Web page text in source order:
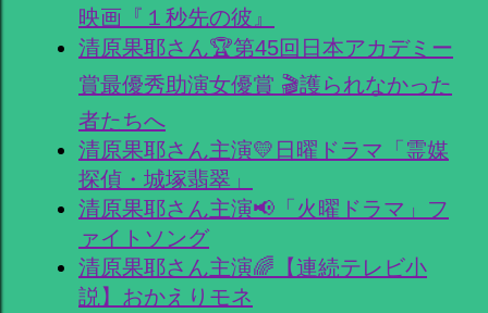
映画『１秒先の彼』
清原果耶さん🏆第45回日本アカデミー
賞最優秀助演女優賞 🎬護られなかった
者たちへ
清原果耶さん主演💛日曜ドラマ「霊媒
探偵・城塚翡翠」
清原果耶さん主演📢「火曜ドラマ」フ
ァイトソング
清原果耶さん主演🌈【連続テレビ小
説】おかえりモネ